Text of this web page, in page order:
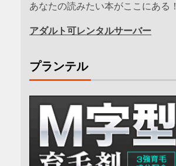
あなたの読みたい本がここにある！
アダルト可レンタルサーバー
プランテル